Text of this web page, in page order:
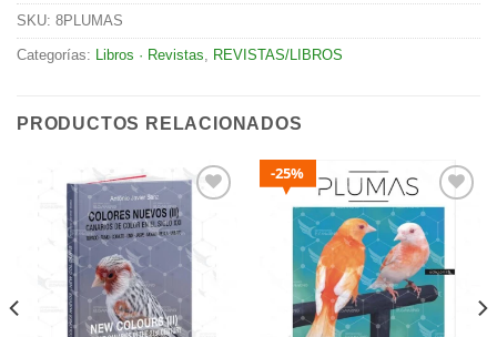
SKU: 8PLUMAS
Categorías: Libros · Revistas, REVISTAS/LIBROS
PRODUCTOS RELACIONADOS
Añadir
Añadir
a la
lista de
deseos
25%